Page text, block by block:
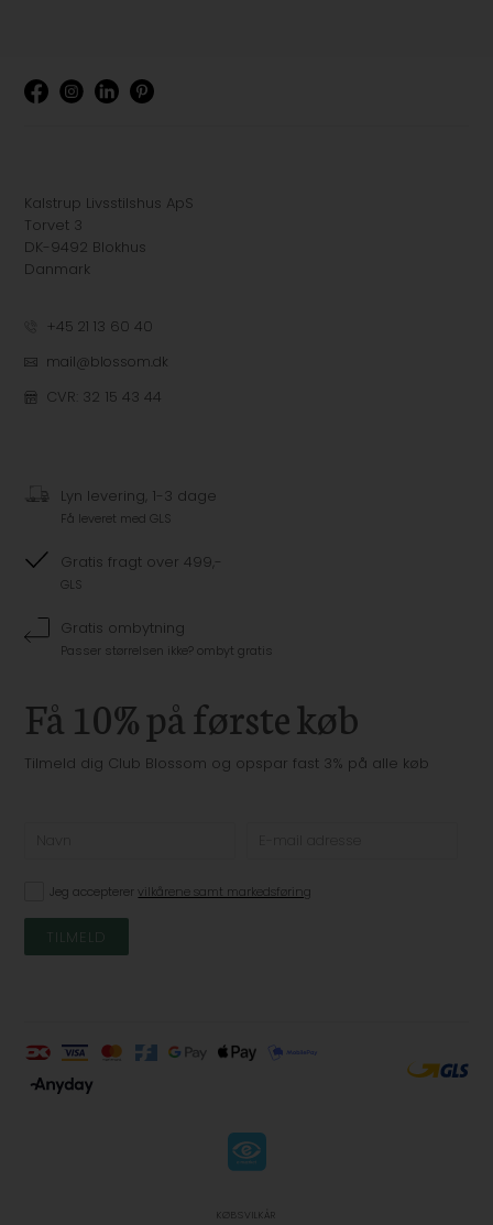
Kalstrup Livsstilshus ApS
Torvet 3
DK-9492 Blokhus
Danmark
+45 21 13 60 40
mail@blossom.dk
CVR: 32 15 43 44
Lyn levering, 1-3 dage
Få leveret med GLS
Gratis fragt over 499,-
GLS
Gratis ombytning
Passer størrelsen ikke? ombyt gratis
Få 10% på første køb
Tilmeld dig Club Blossom og opspar fast 3% på alle køb
Jeg accepterervilkårene samt markedsføring
KØBSVILKÅR